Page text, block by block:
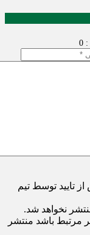
تایید توسط تیم
نخواهد شد.
مرتبط باشد منتشر